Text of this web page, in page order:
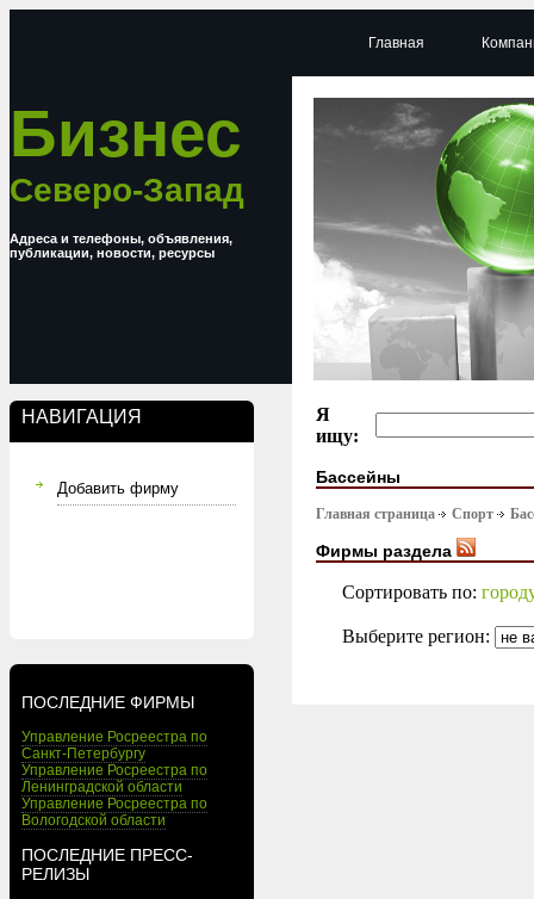
Бизнес
Северо-Запад
Адреса и телефоны, объявления,
публикации, новости, ресурсы
НАВИГАЦИЯ
Добавить фирму
ПОСЛЕДНИЕ ФИРМЫ
Управление Росреестра по
Санкт-Петербургу
Управление Росреестра по
Ленинградской области
Управление Росреестра по
Вологодской области
ПОСЛЕДНИЕ ПРЕСС-
РЕЛИЗЫ
Главная
Я
ищу:
Бассейны
Главная страница Спорт
Фирмы раздела
Сортировать по:
Выберите регион: